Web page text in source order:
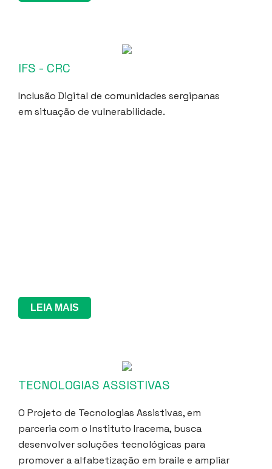
IFS - CRC
Inclusão Digital de comunidades sergipanas
em situação de vulnerabilidade.
LEIA MAIS
TECNOLOGIAS ASSISTIVAS
O Projeto de Tecnologias Assistivas, em
parceria com o Instituto Iracema, busca
desenvolver soluções tecnológicas para
promover a alfabetização em braile e ampliar